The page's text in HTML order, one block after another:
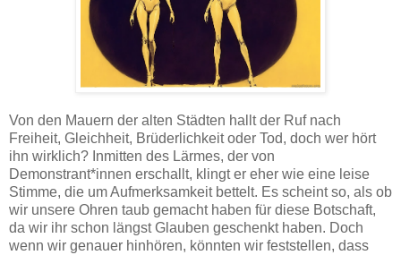
Von den Mauern der alten Städten hallt der Ruf nach
Freiheit, Gleichheit, Brüderlichkeit oder Tod, doch wer hört
ihn wirklich? Inmitten des Lärmes, der von
Demonstrant*innen erschallt, klingt er eher wie eine leise
Stimme, die um Aufmerksamkeit bettelt. Es scheint so, als ob
wir unsere Ohren taub gemacht haben für diese Botschaft,
da wir ihr schon längst Glauben geschenkt haben. Doch
wenn wir genauer hinhören, könnten wir feststellen, dass